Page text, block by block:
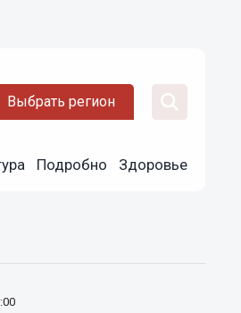
Выбрать регион
Подробно Здоровье